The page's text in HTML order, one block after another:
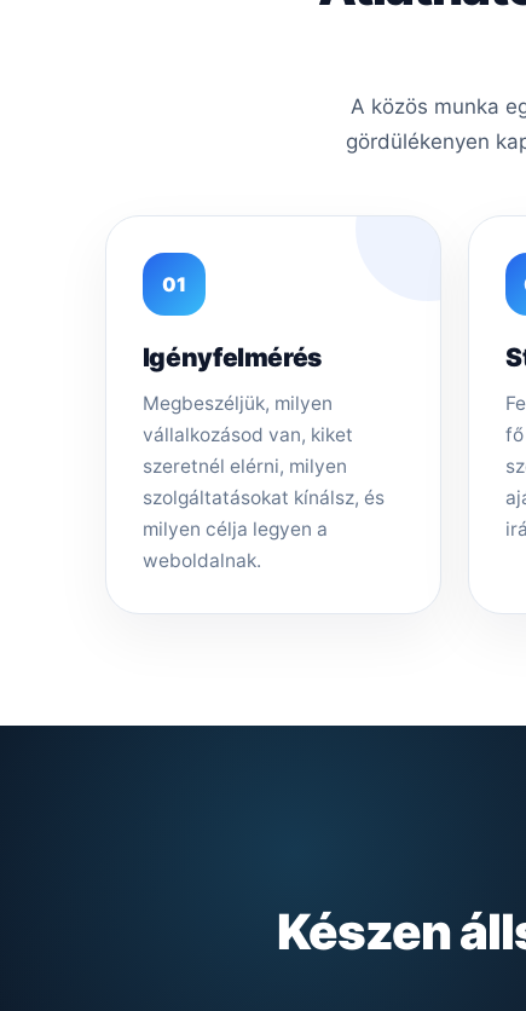
A közös munka
gördülékenyen
01
Igényfelmérés
Megbeszéljük, milyen
vállalkozásod van, kiket
szeretnél elérni, milyen
szolgáltatásokat kínálsz, és
milyen célja legyen a
weboldalnak.
fő
Készen